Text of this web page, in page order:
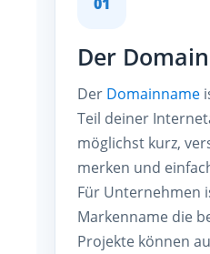
Der
Der Domainname
Teil deiner
möglichst kurz,
merken und
Für Unternehmen
Markenname die
Projekte können